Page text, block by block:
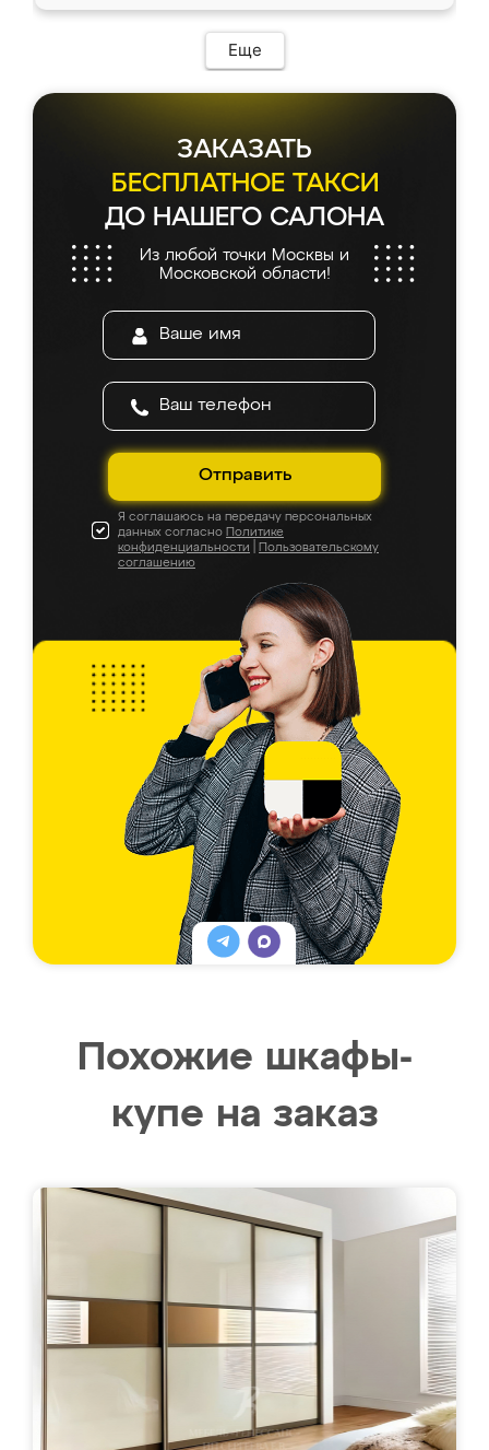
Еще
ЗАКАЗАТЬ
БЕСПЛАТНОЕ ТАКСИ
ДО НАШЕГО САЛОНА
Из любой точки Москвы и
Московской области!
Отправить
Я соглашаюсь на передачу персональных
данных согласно Политике
конфиденциальности
Пользовательскому
соглашению
Похожие шкафы-
купе на заказ